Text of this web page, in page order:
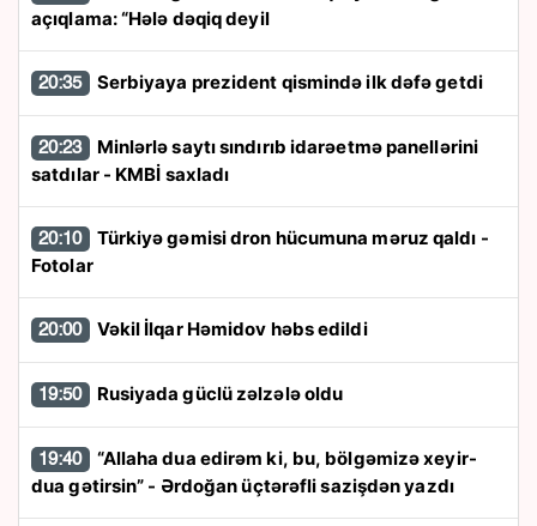
açıqlama: “Hələ dəqiq deyil
20:35 Serbiyaya prezident qismində ilk dəfə getdi
20:23
satdılar - KMBİ saxladı
20:10
Fotolar
20:00 Vəkil İlqar Həmidov həbs edildi
19:50 Rusiyada güclü zəlzələ oldu
19:40
dua gətirsin” - Ərdoğan üçtərəfli sazişdən yazdı